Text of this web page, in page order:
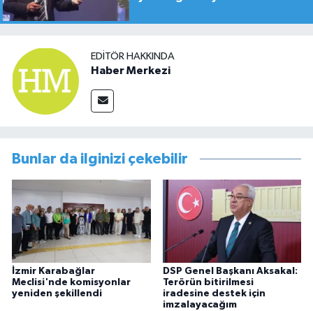
EDITÖR HAKKINDA
Haber Merkezi
Bunlar da ilginizi çekebilir
İzmir Karabağlar
Meclisi'nde komisyonlar
yeniden şekillendi
DSP Genel Başkanı Aksakal:
Terörün bitirilmesi
iradesine destek için
imzalayacağım